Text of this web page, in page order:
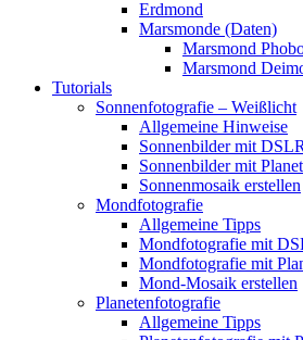
Erdmond
Marsmonde (Daten)
Marsmond
Marsmond
Tutorials
Sonnenfotografie – Weißlicht
Allgemeine Hinweise
Sonnenbilder mit DSLR
Sonnenbilder mit
Sonnenmosaik erstellen
Mondfotografie
Allgemeine Tipps
Mondfotografie mit
Mondfotografie mit
Mond-Mosaik erstellen
Planetenfotografie
Allgemeine Tipps